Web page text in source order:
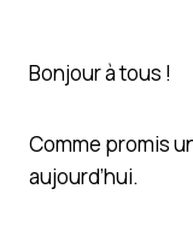
Bonjour à tous !
Comme promis
aujourd’hui.